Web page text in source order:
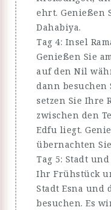
ehrt. Genießen
Dahabiya.
Tag 4: Insel
Genießen Sie
auf den Nil
dann besuchen
setzen Sie Ihre
zwischen den
Edfu liegt.
übernachten
Tag 5: Stadt
Ihr Frühstück
Stadt Esna und
besuchen. Es